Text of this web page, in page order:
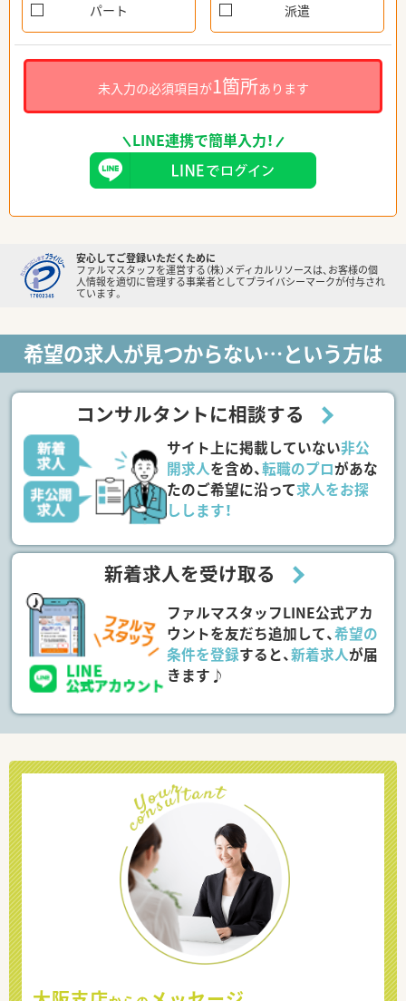
パート 派遣
未入力の必須項目が1箇所あります
LINE連携で簡単入力！
安心してご登録いただくために
ファルマスタッフを運営する（株）メディカルリソースは、お客様の個
人情報を適切に管理する事業者としてプライバシーマークが付与され
ています。
希望の求人が見つからない…という方は
コンサルタントに相談する
サイト上に掲載していない非公
開求人を含め、転職のプロがあな
たのご希望に沿って求人をお探
しします！
新着求人を受け取る
ファルマスタッフLINE公式アカ
ウントを友だち追加して、希望の
条件を登録すると、新着求人が届
きます♪